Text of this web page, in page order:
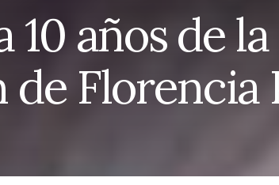
años de la
de Florencia